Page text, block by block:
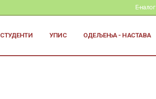
Е-налог
СТУДЕНТИ УПИС ОДЕЉЕЊА - НАСТАВА